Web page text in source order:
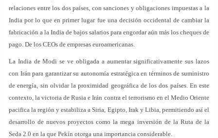
relaciones entre los dos países, con sanciones y obligaciones impuestas a la
India por lo que en primer lugar fue una decisión occidental de cambiar la
fabricación a la India de bajos salarios para engordar aún más los cheques de
pago. De los CEOs de empresas euroamericanas.
La India de Modi se ve obligada a aumentar significativamente sus lazos
con Irán para garantizar su autonomía estratégica en términos de suministro
de energía, sin olvidar la proximidad geográfica de los dos países. En este
contexto, la victoria de Rusia e Irán contra el terrorismo en el Medio Oriente
pacifica la región y estabiliza a Siria, Egipto, Irak y Libia, permitiendo así el
desarrollo de nuevos proyectos como la mega inversión de la Ruta de la
Seda 2.0 en la que Pekín otorga una importancia considerable.